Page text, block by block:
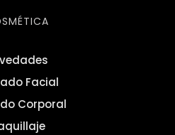
Facial
Corporal